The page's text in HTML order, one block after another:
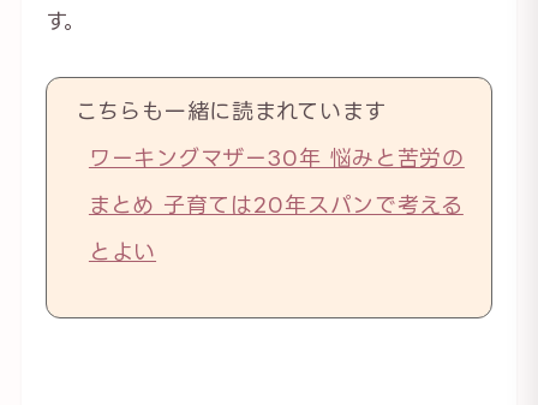
す。
こちらも一緒に読まれています
ワーキングマザー30年 悩みと苦労の
まとめ 子育ては20年スパンで考える
とよい